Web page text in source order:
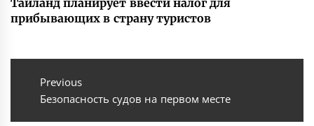
Таиланд планирует ввести налог для
прибывающих в страну туристов
Навигация
записям
Previous
Previous
Безопасность судов на первом месте